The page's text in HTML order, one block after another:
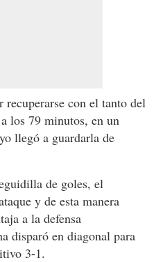
con el tanto del
los 79 minutos, en un
llegó a guardarla de
de goles, el
y de esta manera
a la defensa
disparó en diagonal para
3-1.